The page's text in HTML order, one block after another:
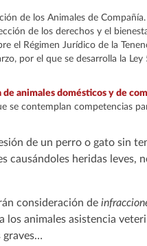
de los Animales de
de los derechos y el
el Régimen Jurídico de la
por el que se desarrolla la
animales domésticos y de
se contemplan competencias
de un perro o gato sin
causándoles heridas
consideración de
los animales asistencia
graves…